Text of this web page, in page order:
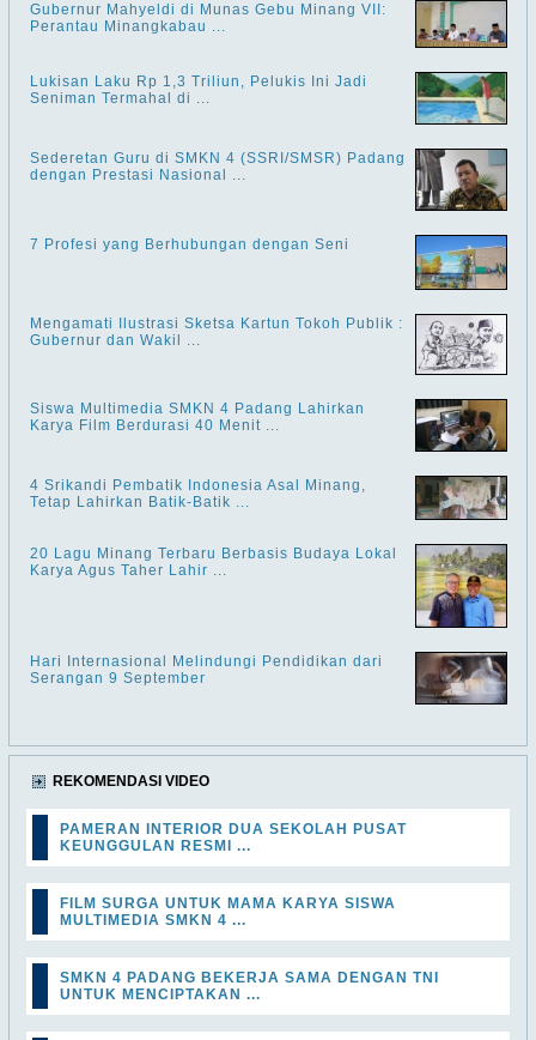
Gubernur Mahyeldi di Munas Gebu Minang VII:
Perantau Minangkabau ...
Lukisan Laku Rp 1,3 Triliun, Pelukis Ini Jadi
Seniman Termahal di ...
Sederetan Guru di SMKN 4 (SSRI/SMSR) Padang
dengan Prestasi Nasional ...
7 Profesi yang Berhubungan dengan Seni
Mengamati Ilustrasi Sketsa Kartun Tokoh Publik :
Gubernur dan Wakil ...
Siswa Multimedia SMKN 4 Padang Lahirkan
Karya Film Berdurasi 40 Menit ...
4 Srikandi Pembatik Indonesia Asal Minang,
Tetap Lahirkan Batik-Batik ...
20 Lagu Minang Terbaru Berbasis Budaya Lokal
Karya Agus Taher Lahir ...
Hari Internasional Melindungi Pendidikan dari
Serangan 9 September
REKOMENDASI VIDEO
PAMERAN INTERIOR DUA SEKOLAH PUSAT
KEUNGGULAN RESMI ...
FILM SURGA UNTUK MAMA KARYA SISWA
MULTIMEDIA SMKN 4 ...
SMKN 4 PADANG BEKERJA SAMA DENGAN TNI
UNTUK MENCIPTAKAN ...